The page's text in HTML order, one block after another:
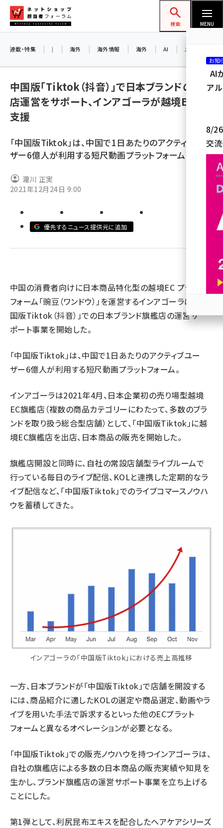
ン
ネットショップ担当者フォーラム
検索 MENU
楽天 (1873)
アスクル (1122)
ビィ・フォアード (776)
連載・特集 | 海外 海外情報 海外 AI メタバース
中国版「Tiktok（抖音）」で日本ブランドの旗艦
店運営をサポート、インアゴーラが越境ECを
支援
「中国版Tiktok」は、中国で1日あたりのアクティブユー
ザー6億人が利用する短尺動画プラットフォーム
瀧川 正実
2021年12月24日 9:00
優先するニュース提供元に追加
中国の消費者向けに日本商品特化型の越境EC プラット
フォーム「豌豆（ワンドウ）」を運営するインアゴーラは、「中
国版Tiktok（抖音）」での日本ブランド旗艦店の運営サ
ポート事業を開始した。
「中国版Tiktok」は、中国で1日あたりのアクティブユー
ザー6億人が利用する短尺動画プラットフォーム。
インアゴーラは2021年4月、日本企業初の売り場型越境
EC旗艦店（複数の商品カテゴリーにわたって、多数のブラ
ンドを取り扱う総合型店舗）として、「中国版Tiktok」に越
境EC旗艦店を出店、日本商品の販売を開始した。
旗艦店開設と同時に、自社の常設店舗型ライブルームで
行っている毎日のライブ配信、KOLと連携した定期的なラ
イブ配信など、「中国版Tiktok」でのライブコマースノウハ
ウを蓄積してきた。
インアゴーラの「中国版Tiktok」における売上高推移
一方、日本ブランドが「中国版Tiktok」で店舗を開設する
には、商品紹介に適したKOLの選定や商品選定、動画やラ
イブを用いた手法で訴求するといった他のECプラット
フォームと異なるオペレーションが必要となる。
「中国版Tiktok」での販売ノウハウを持つインアゴーラは、
自社の旗艦店による多数の日本商品の販売実績や知見を
生かし、ブランド旗艦店の運営サポート事業を立ち上げる
ことにした。
第1弾として、利尻昆布エキスを配合したヘアケアシリーズ
お知
AI
ア
8/26
交
参